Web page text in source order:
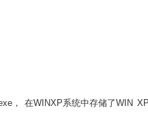
， 在WINXP系统中存储了WIN XP